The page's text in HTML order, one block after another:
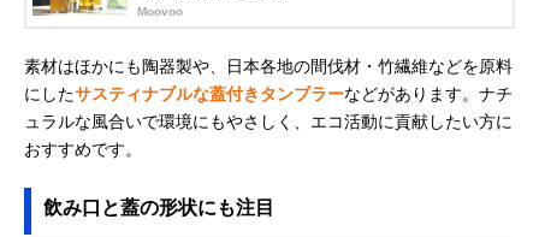
Moovoo
素材はほかにも陶器製や、日本各地の間伐材・竹繊維などを原料
にしたサスティナブルな蓋付きタンブラーなどがあります。ナチ
ュラルな風合いで環境にもやさしく、エコ活動に貢献したい方に
おすすめです。
飲み口と蓋の形状にも注目